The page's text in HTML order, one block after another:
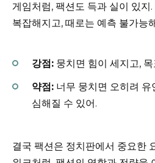
게임처럼, 팩션도 득과 실이 있지
복잡해지고, 때로는 예측 불가능
강점: 뭉치면 힘이 세지고,
약점: 너무 뭉치면 오히려 유
심해질 수 있어.
결국 팩션은 정치판에서 중요한